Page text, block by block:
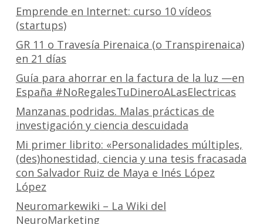
Emprende en Internet: curso 10 vídeos
(startups)
GR 11 o Travesía Pirenaica (o Transpirenaica)
en 21 días
Guía para ahorrar en la factura de la luz —en
España #NoRegalesTuDineroALasElectricas
Manzanas podridas. Malas prácticas de
investigación y ciencia descuidada
Mi primer librito: «Personalidades múltiples,
(des)honestidad, ciencia y una tesis fracasada
con Salvador Ruiz de Maya e Inés López
López
Neuromarkewiki – La Wiki del
NeuroMarketing